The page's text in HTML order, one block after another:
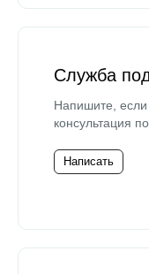
Служба
Напишите,
консультация
Написать